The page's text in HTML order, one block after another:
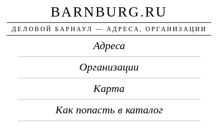
BARNBURG.RU
ДЕЛОВОЙ БАРНАУЛ — АДРЕСА, ОРГАНИЗАЦИИ
Адреса
Организации
Карта
Как попасть в каталог